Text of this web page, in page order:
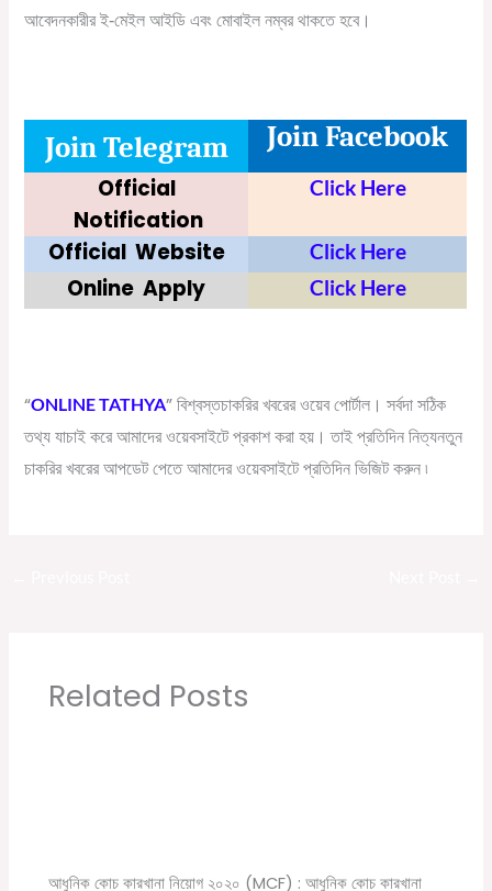
আবেদনকারীর ই-মেইল আইডি এবং মোবাইল নম্বর থাকতে হবে।
Join Telegram Join Facebook
Official
Notification
Click Here
Official Website Click Here
Online Apply Click Here
“ONLINE TATHYA”বিশ্বস্তচাকরির খবরের ওয়েব পোর্টাল। সর্বদা সঠিক
তথ্য যাচাই করে আমাদের ওয়েবসাইটে প্রকাশ করা হয়। তাই প্রতিদিন নিত্যনতুন
চাকরির খবরের আপডেট পেতে আমাদের ওয়েবসাইটে প্রতিদিন ভিজিট করুন ৷
Related Posts
আধুনিক কোচ কারখানা নিয়োগ ২০২০ (MCF) : আধুনিক কোচ কারখানা